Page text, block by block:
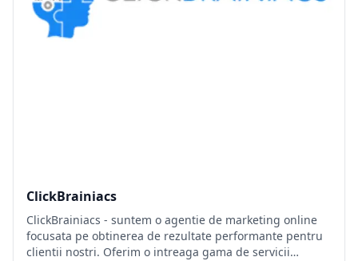
ClickBrainiacs
ClickBrainiacs - suntem o agentie de marketing online
focusata pe obtinerea de rezultate performante pentru
clientii nostri. Oferim o intreaga gama de servicii